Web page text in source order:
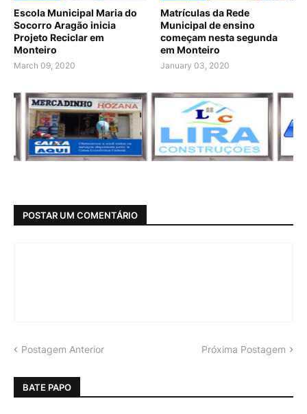
Escola Municipal Maria do
Socorro Aragão inicia
Projeto Reciclar em
Monteiro
March 09, 2020
Matrículas da Rede
Municipal de ensino
começam nesta segunda
em Monteiro
January 03, 2020
POSTAR UM COMENTÁRIO
Postagem Anterior Próxima Postagem
BATE PAPO